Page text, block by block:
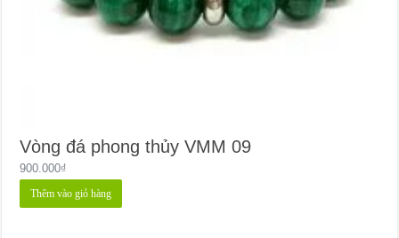
Vòng đá phong thủy VMM 09
900.000₫
Thêm vào giỏ hàng